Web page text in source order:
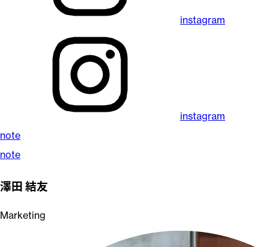
instagram
instagram
note
note
澤田 結友
Marketing